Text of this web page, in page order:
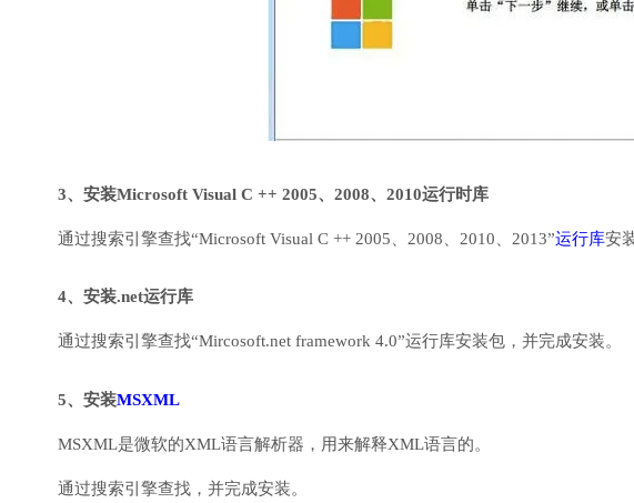
3、安装Microsoft Visual C ++ 2005、2008、2010运行时库
通过搜索引擎查找“Microsoft Visual C ++ 2005、2008、2010、2013”运行库安
4、安装.net运行库
通过搜索引擎查找“Mircosoft.net framework 4.0”运行库安装包，并完成安装。
5、安装MSXML
MSXML是微软的XML语言解析器，用来解释XML语言的。
通过搜索引擎查找，并完成安装。